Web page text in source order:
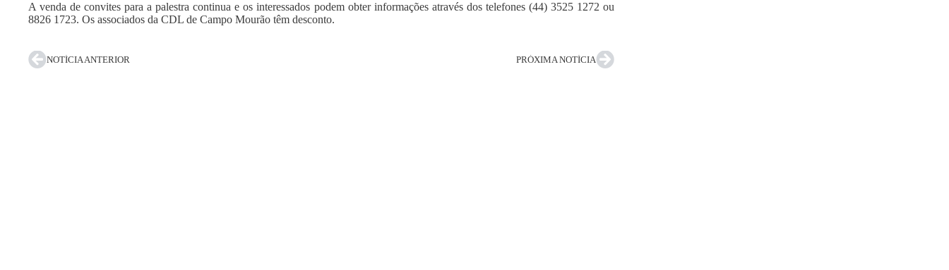
A venda de convites para a palestra continua e os interessados podem obter informações através dos telefones (44) 3525 1272 ou
8826 1723. Os associados da CDL de Campo Mourão têm desconto.
NOTÍCIA ANTERIOR PRÓXIMA NOTÍCIA